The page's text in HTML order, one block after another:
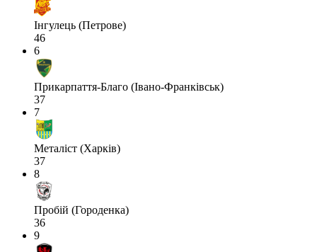
Інгулець (Петрове)
46
6
Прикарпаття-Благо (Івано-Франківськ)
37
7
Металіст (Харків)
37
8
Пробій (Городенка)
36
9